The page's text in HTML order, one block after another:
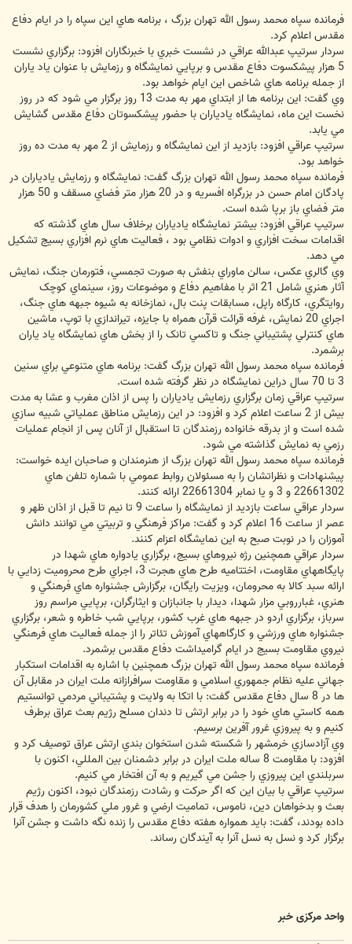
فرمانده سپاه محمد رسول الله تهران بزرگ ، برنامه هاي اين سپاه را در ايام دفاع
مقدس اعلام کرد.
سردار سرتيپ عبدالله عراقي در نشست خبري با خبرنگاران افزود: برگزاري نشست
5 هزار پيشکسوت دفاع مقدس و برپايي نمايشگاه و رزمايش با عنوان ياد ياران
از جمله برنامه هاي شاخص اين ايام خواهد بود.
وي گفت: اين برنامه ها از ابتداي مهر به مدت 13 روز برگزار مي شود که در روز
نخست اين ماه، نمايشگاه يادياران با حضور پيشکسوتان دفاع مقدس گشايش
مي يابد.
سرتيپ عراقي افزود: بازديد از اين نمايشگاه و رزمايش از 2 مهر به مدت ده روز
خواهد بود.
فرمانده سپاه محمد رسول الله تهران بزرگ گفت: نمايشگاه و رزمايش يادياران در
پادگان امام حسن در بزرگراه افسريه و در 20 هزار متر فضاي مسقف و 50 هزار
متر فضاي باز برپا شده است.
سرتيپ عراقي افزود: بيشتر نمايشگاه يادياران برخلاف سال هاي گذشته که
اقدامات سخت افزاري و ادوات نظامي بود ، فعاليت هاي نرم افزاري بسيج تشکيل
مي دهد.
وي گالري عکس، سالن ماوراي بنفش به صورت تجمسي، فتورمان جنگ، نمايش
آثار هنري شامل 21 اثر با مفاهيم دفاع و موضوعات روز، سينماي کوچک
روايتگري، کارگاه راپل، مسابقات پنت بال، نمازخانه به شيوه جبهه هاي جنگ،
اجراي 20 نمايش، غرفه قرائت قرآن همراه با جايزه، تيراندازي با توپ، ماشين
هاي کنترلي پشتيباني جنگ و تاکسي تانک را از بخش هاي نمايشگاه ياد ياران
برشمرد.
فرمانده سپاه محمد رسول الله تهران بزرگ گفت: برنامه هاي متنوعي براي سنين
3 تا 70 سال دراين نمايشگاه در نظر گرفته شده است.
سرتيپ عراقي زمان برگزاري رزمايش يادياران را پس از اذان مغرب و عشا به مدت
بيش از 2 ساعت اعلام کرد و افزود: در اين رزمايش مناطق عملياتي شبيه سازي
شده است و از بدرقه خانواده رزمندگان تا استقبال از آنان پس از انجام عمليات
رزمي به نمايش گذاشته مي شود.
فرمانده سپاه محمد رسول الله تهران بزرگ از هنرمندان و صاحبان ايده خواست:
پيشنهادات و نظراتشان را به مسئولان روابط عمومي با شماره تلفن هاي
22661302 و 3 و يا نمابر 22661304 ارائه کنند.
سردار عراقي ساعت بازديد از نمايشگاه را ساعت 9 تا نيم تا قبل از اذان ظهر و
عصر از ساعت 16 اعلام کرد و گفت: مراکز فرهنگي و تربيتي مي توانند دانش
آموزان را در نوبت صبح به اين نمايشگاه اعزام کنند.
سردار عراقي همچنين رژه نيروهاي بسيج، برگزاري يادواره هاي شهدا در
پايگاههاي مقاومت، اختتاميه طرح هاي هجرت 3، اجراي طرح محروميت زدايي با
ارائه سبد کالا به محرومان، ويزيت رايگان، برگزارش جشنواره هاي فرهنگي و
هنري، غبارروبي مزار شهدا، ديدار با جانبازان و ايثارگران، برپايي مراسم روز
سرباز، برگزاري اردو در جبهه هاي غرب کشور، برپايي شب خاطره و شعر، برگزاري
جشنواره هاي ورزشي و کارگاههاي آموزش تئاتر را از جمله فعاليت هاي فرهنگي
نيروي مقاومت بسيج در ايام گراميداشت دفاع مقدس برشمرد.
فرمانده سپاه محمد رسول الله تهران بزرگ همچنين با اشاره به اقدامات استکبار
جهاني عليه نظام جمهوري اسلامي و مقاومت سرافرازانه ملت ايران در مقابل آن
ها در 8 سال دفاع مقدس گفت: با اتکا به ولايت و پشتيباني مردمي توانستيم
همه کاستي هاي خود را در برابر ارتش تا دندان مسلح رژيم بعث عراق برطرف
کنيم و به پيروزي غرور آفرين برسيم.
وي آزادسازي خرمشهر را شکسته شدن استخوان بندي ارتش عراق توصيف کرد و
افزود: با مقاومت 8 ساله ملت ايران در برابر دشمنان بين المللي، اکنون با
سربلندي اين پيروزي را جشن مي گيريم و به آن افتخار مي کنيم.
سرتيپ عراقي با بيان اين که اگر حرکت و رشادت رزمندگان نبود، اکنون رژيم
بعث و بدخواهان دين، ناموس، تماميت ارضي و غرور ملي کشورمان را هدف قرار
داده بودند، گفت: بايد همواره هفته دفاع مقدس را زنده نگه داشت و جشن آنرا
برگزار کرد و نسل به نسل آنرا به آيندگان رساند.
واحد مرکزی خبر